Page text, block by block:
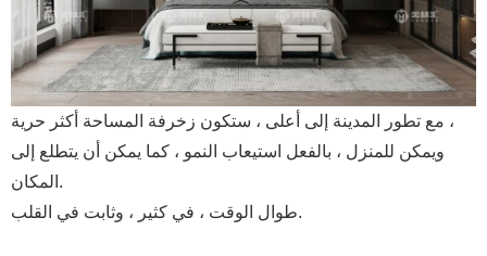
مع تطور المدينة إلى أعلى ، ستكون زخرفة المساحة أكثر حرية ،
ويمكن للمنزل ، بالفعل استيعاب النمو ، كما يمكن أن يتطلع إلى
المكان.
طوال الوقت ، في كثير ، وثابت في القلب.